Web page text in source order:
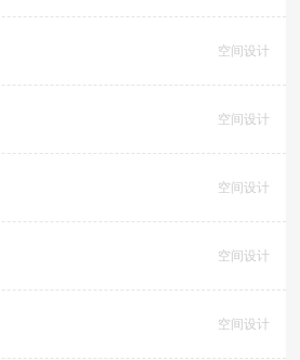
空间设计
空间设计
空间设计
空间设计
空间设计